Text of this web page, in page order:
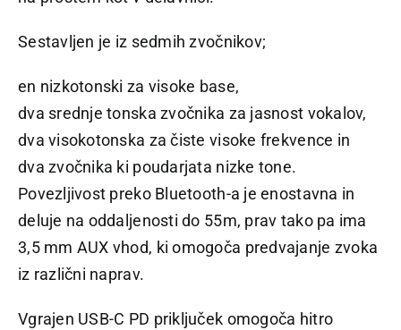
Sestavljen je iz sedmih zvočnikov;
en nizkotonski za visoke base,
dva srednje tonska zvočnika za jasnost vokalov,
dva visokotonska za čiste visoke frekvence in
dva zvočnika ki poudarjata nizke tone.
Povezljivost preko Bluetooth-a je enostavna in
deluje na oddaljenosti do 55m, prav tako pa ima
3,5 mm AUX vhod, ki omogoča predvajanje zvoka
iz različni naprav.
Vgrajen USB-C PD priključek omogoča hitro